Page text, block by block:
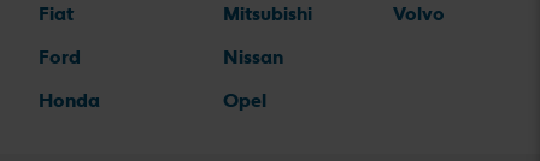
Fiat
Ford
Honda
Mitsubishi
Nissan
Opel
Volvo